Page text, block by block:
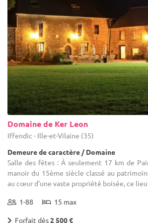
pour une réception d'envergure ?
entreprises et faire votre choix. Afin que
décider rapidement, nos partenaires sauront
et à l'écoute. Vous pouvez bien sûr nous
une question ou un doute.
Domaine de Ker Leon
Iffendic - Ille-et-Vilaine (35)
Demeure de caractère / Domaine
Salle des fêtes : À seulement 17 km de
manoir du 15ème siècle classé au
au cœur d’une vaste propriété boisée, ce lieu
1-88 15 max
Forfait dès2 500 €